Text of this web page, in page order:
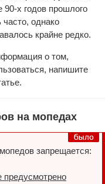
х годов прошлого
часто, однако
крайне редко.
о том,
напишите
на мопедах
запрещается:
предусмотрено